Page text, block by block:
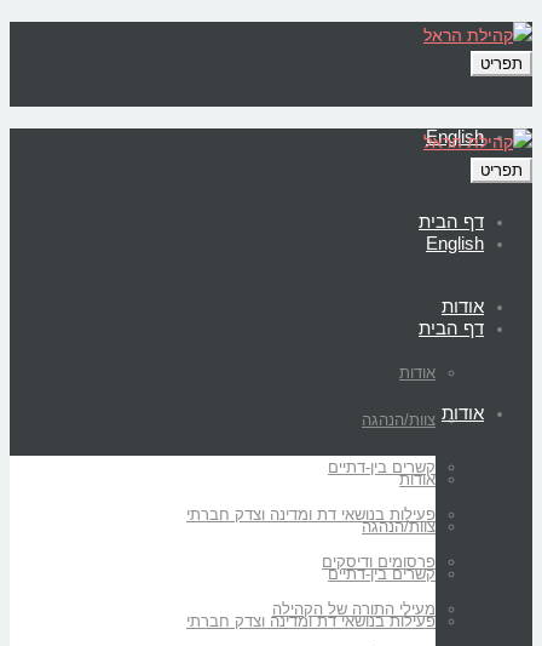
תפריט
English
דף הבית
אודות
אודות
צוות/הנהגה
קשרים בין-דתיים
פעילות בנושאי דת ומדינה וצדק חברתי
פרסומים ודיסקים
מעילי התורה של הקהילה
תפריט
English
דף הבית
אודות
אודות
צוות/הנהגה
קשרים בין-דתיים
פעילות בנושאי דת ומדינה וצדק חברתי